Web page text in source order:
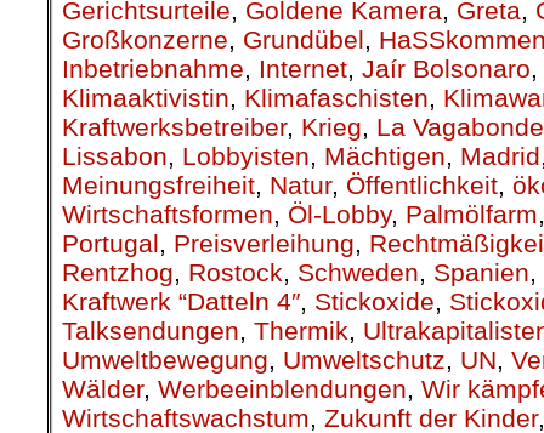
Gerichtsurteile, Goldene Kamera, Greta,
Großkonzerne, Grundübel,
Inbetriebnahme, Internet, Jaír Bolsonaro,
Klimaaktivistin, Klimafaschisten,
Kraftwerksbetreiber, Krieg, La Vagabonde
Lissabon, Lobbyisten, Mächtigen, Madrid
Meinungsfreiheit, Natur, Öffentlichkeit,
Wirtschaftsformen, Öl-Lobby, Palmölfarm
Portugal, Preisverleihung,
Rentzhog, Rostock, Schweden, Spanien,
Kraftwerk “Datteln 4″, Stickoxide,
Talksendungen, Thermik,
Umweltbewegung, Umweltschutz, UN,
Wälder, Werbeeinblendungen, Wir
Wirtschaftswachstum, Zukunft der Kinder